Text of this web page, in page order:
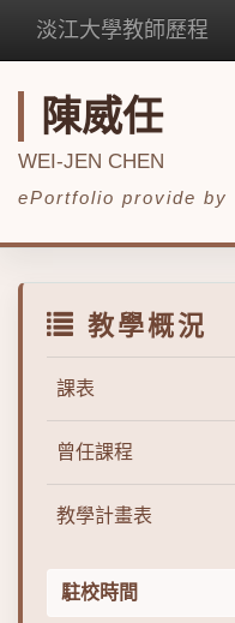
淡江大學教師歷程
陳威任
WEI-JEN CHEN
ePortfolio provide by
教學概況
課表
曾任課程
教學計畫表
駐校時間